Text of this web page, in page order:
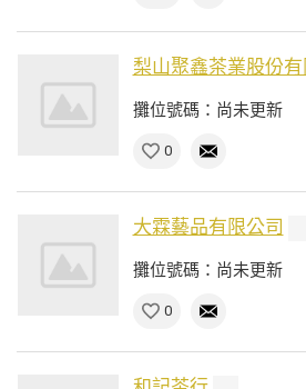
梨山聚鑫茶業股份有
攤位號碼：尚未更新
0
大霖藝品有限公司
攤位號碼：尚未更新
0